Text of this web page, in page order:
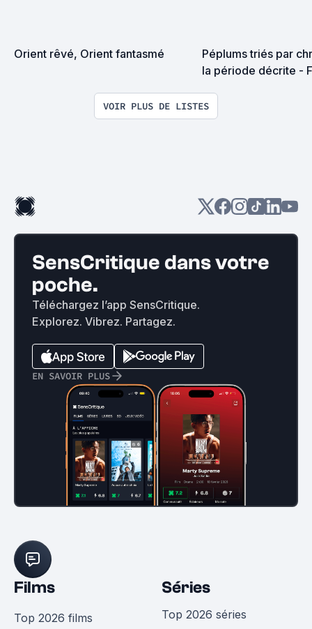
Orient rêvé, Orient fantasmé
Péplums triés par
la période décrite -
VOIR PLUS DE LISTES
SensCritique dans votre
poche.
Téléchargez l’app SensCritique.
Explorez. Vibrez. Partagez.
EN SAVOIR PLUS
Films
Top 2026 films
Séries
Top 2026 séries